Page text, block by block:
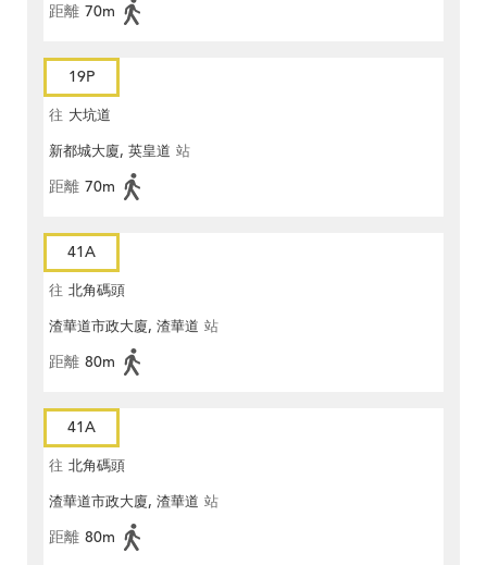
距離 70m
19P
往 大坑道
新都城大廈, 英皇道 站
距離 70m
41A
往 北角碼頭
渣華道市政大廈, 渣華道 站
距離 80m
41A
往 北角碼頭
渣華道市政大廈, 渣華道 站
距離 80m